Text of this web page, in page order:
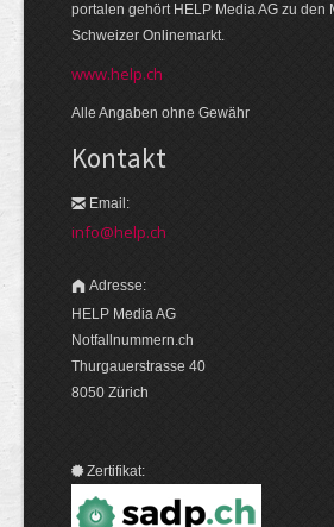
portalen gehört HELP Media AG zu den
Schweizer Onlinemarkt.
www.help.ch
Alle Angaben ohne Gewähr
Kontakt
Email:
info@help.ch
Adresse:
HELP Media AG
Notfallnummern.ch
Thurgauerstrasse 40
8050 Zürich
Zertifikat: